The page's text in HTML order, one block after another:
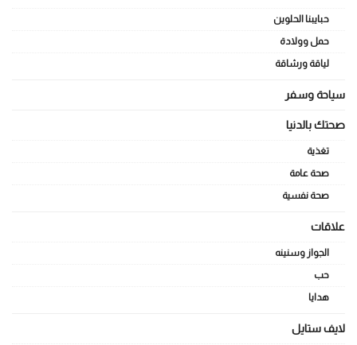
حبايبنا الحلوين
حمل وولادة
لياقة ورشاقة
سياحة وسفر
صحتك بالدنيا
تغذية
صحة عامة
صحة نفسية
علاقات
الجواز وسنينه
حب
هدايا
لايف ستايل